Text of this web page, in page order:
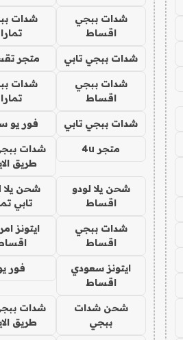
شدات ببجي
اقساط
شدات
تمارا
شدات ببجي تابي متجر
شدات ببجي
اقساط
شدات
تمارا
شدات ببجي تابي فور يو
متجر 4u
شدات
طريق
شحن يلا لودو
اقساط
شحن يلا
تابي
شدات ببجي
اقساط
ايتونز
ايتونز سعودي
اقساط
فور
شحن شدات
ببجي
شدات
طريق